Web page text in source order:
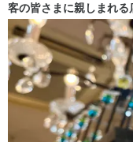
客の皆さまに親しまれる